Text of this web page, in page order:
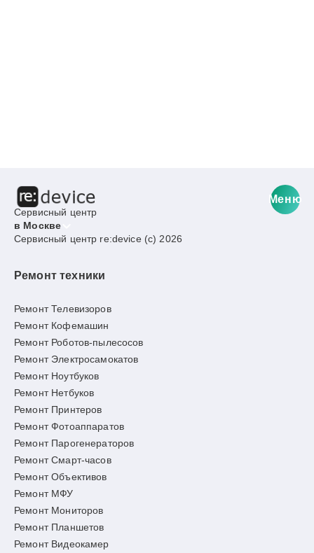
Сервисный центр
в Москве
Меню
Сервисный центр re:device (c) 2026
Ремонт техники
Ремонт Телевизоров
Ремонт Кофемашин
Ремонт Роботов-пылесосов
Ремонт Электросамокатов
Ремонт Ноутбуков
Ремонт Нетбуков
Ремонт Принтеров
Ремонт Фотоаппаратов
Ремонт Парогенераторов
Ремонт Смарт-часов
Ремонт Объективов
Ремонт МФУ
Ремонт Мониторов
Ремонт Планшетов
Ремонт Видеокамер